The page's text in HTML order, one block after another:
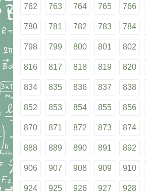
762 763 764 765 766
780 781 782 783 784
798 799 800 801 802
816 817 818 819 820
834 835 836 837 838
852 853 854 855 856
870 871 872 873 874
888 889 890 891 892
906 907 908 909 910
924 925 926 927 928